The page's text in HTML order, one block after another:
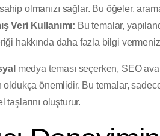
olmanızı sağlar. Bu öğeler,
Veri Kullanımı: Bu temalar,
hakkında daha fazla bilgi
medya teması seçerken, SEO
oldukça önemlidir. Bu temalar,
taşlarını oluşturur.